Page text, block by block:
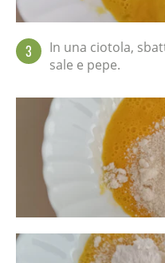
3
In una ciotola,
sale e pepe.